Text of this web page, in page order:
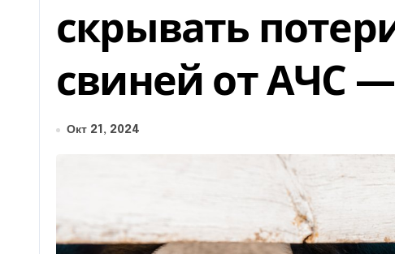
скрывать
свиней от АЧС
Окт 21, 2024